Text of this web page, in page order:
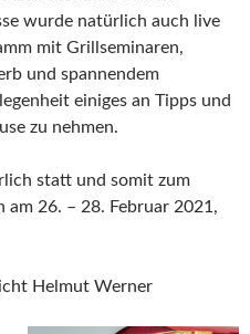
wurde natürlich auch live
mit Grillseminaren,
und spannendem
einiges an Tipps und
zu nehmen.
statt und somit zum
26. – 28. Februar 2021,
Helmut Werner